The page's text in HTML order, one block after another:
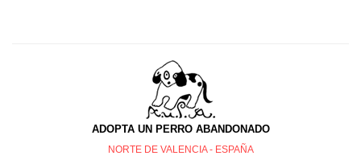
ADOPTA UN PERRO ABANDONADO
NORTE DE VALENCIA - ESPAÑA